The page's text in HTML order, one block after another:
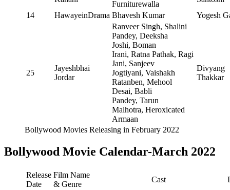
Furniturewalla
14
HawayeinDrama Bhavesh Kumar Yogesh
25
Jayeshbhai
Jordar
Ranveer Singh, Shalini
Pandey, Deeksha
Joshi, Boman
Irani, Ratna Pathak, Ragi
Jani, Sanjeev
Jogtiyani, Vaishakh
Ratanben, Mehool
Desai, Babli
Pandey, Tarun
Malhotra, Heroxicated
Armaan
Divyang
Thakkar
Bollywood Movies Releasing in February 2022
Bollywood Movie Calendar-March 2022
Release
Date
Film Name
& Genre
Cast